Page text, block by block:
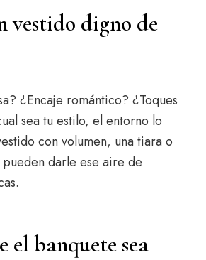
vestido digno de
¿Encaje romántico? ¿Toques
sea tu estilo, el entorno lo
con volumen, una tiara o
darle ese aire de
el banquete sea